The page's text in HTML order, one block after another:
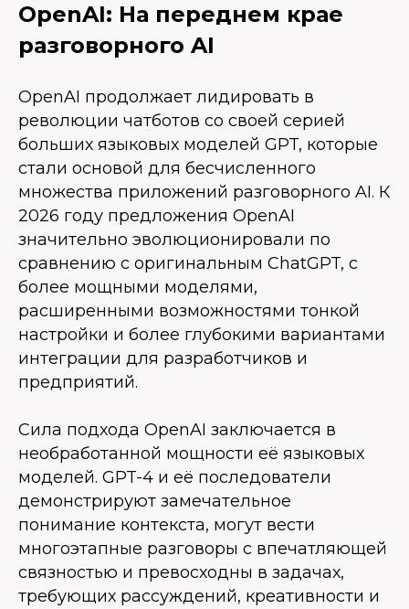
OpenAI: На переднем крае
разговорного AI
OpenAI продолжает лидировать в
революции чатботов со своей серией
больших языковых моделей GPT, которые
стали основой для бесчисленного
множества приложений разговорного AI. К
2026 году предложения OpenAI
значительно эволюционировали по
сравнению с оригинальным ChatGPT, с
более мощными моделями,
расширенными возможностями тонкой
настройки и более глубокими вариантами
интеграции для разработчиков и
предприятий.
Сила подхода OpenAI заключается в
необработанной мощности её языковых
моделей. GPT-4 и её последователи
демонстрируют замечательное
понимание контекста, могут вести
многоэтапные разговоры с впечатляющей
связностью и превосходны в задачах,
требующих рассуждений, креативности и